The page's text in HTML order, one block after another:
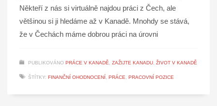
Někteří z nás si virtuálně najdou práci z Čech, ale
většinou si ji hledáme až v Kanadě. Mnohdy se stává,
že v Čechách máme dobrou práci na úrovni
PUBLIKOVÁNO PRÁCE V KANADĚ, ZAŽIJTE KANADU, ŽIVOT V KANADĚ
ŠTÍTKY: FINANČNÍ OHODNOCENÍ, PRÁCE, PRACOVNÍ POZICE